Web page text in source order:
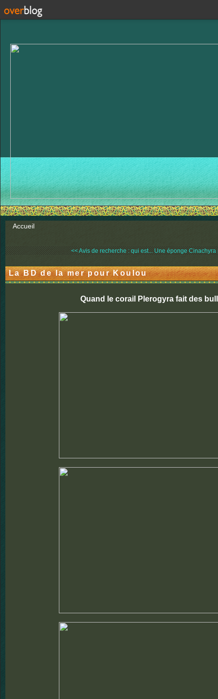
Accueil
<< Avis de recherche : qui est... Une éponge Cinachyra
La BD de la mer pour Koulou
Quand le corail Plerogyra fait des